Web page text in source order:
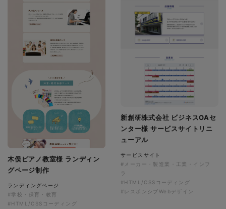
新創研株式会社 ビジネスOAセ
ンター様 サービスサイトリニ
ューアル
サービスサイト
#メーカー・製造業・工業・インフ
ラ
#HTML/CSSコーディング
#レスポンシブWebデザイン
木俣ピアノ教室様 ランディン
グページ制作
ランディングページ
#学校・保育・教育
#HTML/CSSコーディング